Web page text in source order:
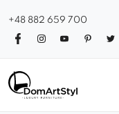
+48 882 659 700